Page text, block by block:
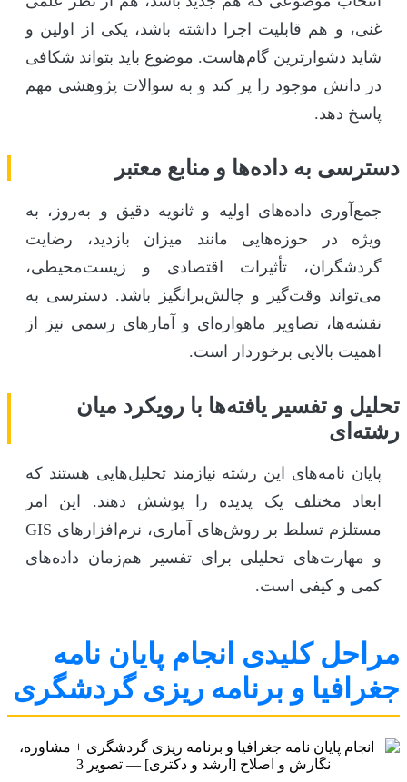
غنی، و هم قابلیت اجرا داشته باشد، یکی از اولین و
شاید دشوارترین گام‌هاست. موضوع باید بتواند شکافی
در دانش موجود را پر کند و به سوالات پژوهشی مهم
پاسخ دهد.
دسترسی به داده‌ها و منابع معتبر
جمع‌آوری داده‌های اولیه و ثانویه دقیق و به‌روز، به
ویژه در حوزه‌هایی مانند میزان بازدید، رضایت
گردشگران، تأثیرات اقتصادی و زیست‌محیطی،
می‌تواند وقت‌گیر و چالش‌برانگیز باشد. دسترسی به
نقشه‌ها، تصاویر ماهواره‌ای و آمارهای رسمی نیز از
اهمیت بالایی برخوردار است.
تحلیل و تفسیر یافته‌ها با رویکرد میان
رشته‌ای
پایان نامه‌های این رشته نیازمند تحلیل‌هایی هستند که
ابعاد مختلف یک پدیده را پوشش دهند. این امر
مستلزم تسلط بر روش‌های آماری، نرم‌افزارهای GIS
و مهارت‌های تحلیلی برای تفسیر هم‌زمان داده‌های
کمی و کیفی است.
مراحل کلیدی انجام پایان نامه
جغرافیا و برنامه ریزی گردشگری